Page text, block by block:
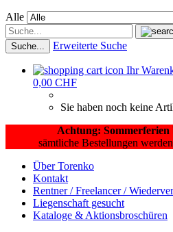
Alle
Suche... Erweiterte Suche
Ihr
0,00 CHF
Sie haben noch keine
Achtung: Sommerferien
sämtliche Bestellungen
Über Torenko
Kontakt
Rentner / Freelancer /
Liegenschaft gesucht
Kataloge & Aktionsbroschüren